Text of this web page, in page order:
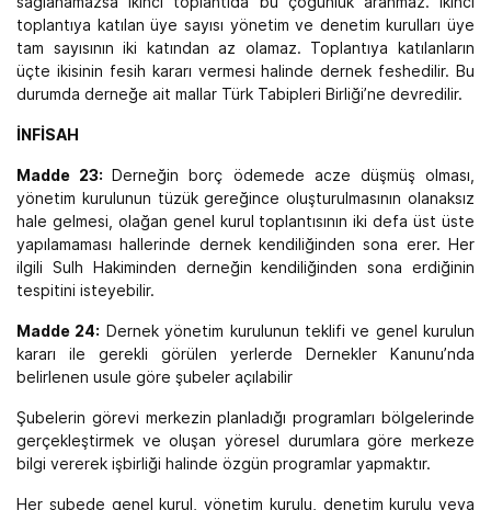
toplantıya katılan üye sayısı yönetim ve denetim kurulları üye
tam sayısının iki katından az olamaz. Toplantıya katılanların
üçte ikisinin fesih kararı vermesi halinde dernek feshedilir. Bu
durumda derneğe ait mallar Türk Tabipleri Birliği’ne devredilir.
İNFİSAH
Madde 23:Derneğin borç ödemede acze düşmüş olması,
yönetim kurulunun tüzük gereğince oluşturulmasının olanaksız
hale gelmesi, olağan genel kurul toplantısının iki defa üst üste
yapılamaması hallerinde dernek kendiliğinden sona erer. Her
ilgili Sulh Hakiminden derneğin kendiliğinden sona erdiğinin
tespitini isteyebilir.
Madde 24: Dernek yönetim kurulunun teklifi ve genel kurulun
kararı ile gerekli görülen yerlerde Dernekler Kanunu’nda
belirlenen usule göre şubeler açılabilir
Şubelerin görevi merkezin planladığı programları bölgelerinde
gerçekleştirmek ve oluşan yöresel durumlara göre merkeze
bilgi vererek işbirliği halinde özgün programlar yapmaktır.
Her şubede genel kurul, yönetim kurulu, denetim kurulu veya